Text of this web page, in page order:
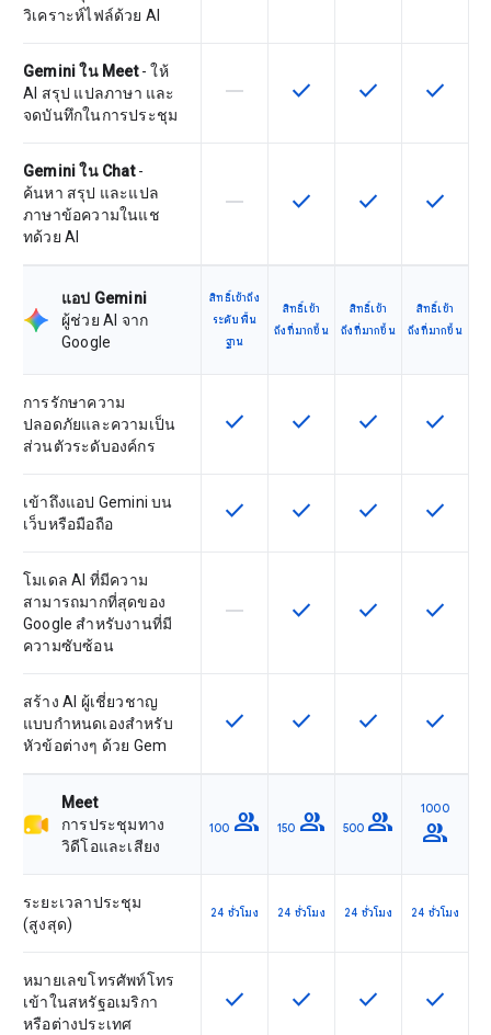
วิเคราะห์ไฟล์ด้วย AI
Gemini ใน Meet- ให้
AI สรุป แปลภาษา และ
จดบันทึกในการประชุม
ฟีเจอร์นี้ใช้ไม่ได้กับ SKU นี้
horizontal_rule ฟีเจอร์นี้ใช้ได้กับ SKU
check ฟีเจอร์นี้ใช้ได้กับ
check ฟีเจอร์นี้
check
Gemini ใน Chat-
ค้นหา สรุป และแปล
ภาษาข้อความในแช
ทด้วย AI
ฟีเจอร์นี้ใช้ไม่ได้กับ SKU นี้
horizontal_rule ฟีเจอร์นี้ใช้ได้กับ SKU
check ฟีเจอร์นี้ใช้ได้กับ
check ฟีเจอร์นี้
check
แอป Gemini
ผู้ช่วย AI จาก
Google
สิทธิ์เข้าถึง
ระดับพื้น
ฐาน
สิทธิ์เข้า
ถึงที่มากขึ้น
สิทธิ์เข้า
ถึงที่มากขึ้น
สิทธิ์เข้า
ถึงที่มากขึ้น
การรักษาความ
ปลอดภัยและความเป็น
ส่วนตัวระดับองค์กร
ฟีเจอร์นี้ใช้ได้กับ SKU
check ฟีเจอร์นี้ใช้ได้กับ SKU
check ฟีเจอร์นี้ใช้ได้กับ
check ฟีเจอร์นี้
check
เข้าถึงแอป Gemini บน
เว็บหรือมือถือ
ฟีเจอร์นี้ใช้ได้กับ SKU
check ฟีเจอร์นี้ใช้ได้กับ SKU
check ฟีเจอร์นี้ใช้ได้กับ
check ฟีเจอร์นี้
check
โมเดล AI ที่มีความ
สามารถมากที่สุดของ
Google สำหรับงานที่มี
ความซับซ้อน
ฟีเจอร์นี้ใช้ไม่ได้กับ SKU นี้
horizontal_rule ฟีเจอร์นี้ใช้ได้กับ SKU
check ฟีเจอร์นี้ใช้ได้กับ
check ฟีเจอร์นี้
check
สร้าง AI ผู้เชี่ยวชาญ
แบบกำหนดเองสำหรับ
หัวข้อต่างๆ ด้วย Gem
ฟีเจอร์นี้ใช้ได้กับ SKU
check ฟีเจอร์นี้ใช้ได้กับ SKU
check ฟีเจอร์นี้ใช้ได้กับ
check ฟีเจอร์นี้
check
Meet
การประชุมทาง
วิดีโอและเสียง
100 group 150 group 500 group 1000
group
ระยะเวลาประชุม
(สูงสุด)
24 ชั่วโมง 24 ชั่วโมง 24 ชั่วโมง 24 ชั่วโมง
หมายเลขโทรศัพท์โทร
เข้าในสหรัฐอเมริกา
หรือต่างประเทศ
ฟีเจอร์นี้ใช้ได้กับ SKU
check ฟีเจอร์นี้ใช้ได้กับ SKU
check ฟีเจอร์นี้ใช้ได้กับ
check ฟีเจอร์นี้
check